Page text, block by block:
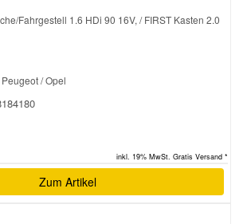
Fahrgestell 1.6 HDi 90 16V, / FIRST Kasten 2.0
/ Opel
inkl. 19% MwSt. Gratis Versand *
Zum Artikel